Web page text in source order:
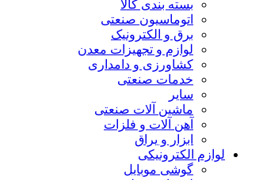
بسته بندی کالا
اتوماسیون صنعتی
برق و الکترونیک
لوازم و تجهیزات معدن
کشاورزی و دامداری
خدمات صنعتی
سایر
ماشین آلات صنعتی
آهن آلات و فلزات
ابزار و یراق
لوازم الکترونیکی
گوشی موبایل